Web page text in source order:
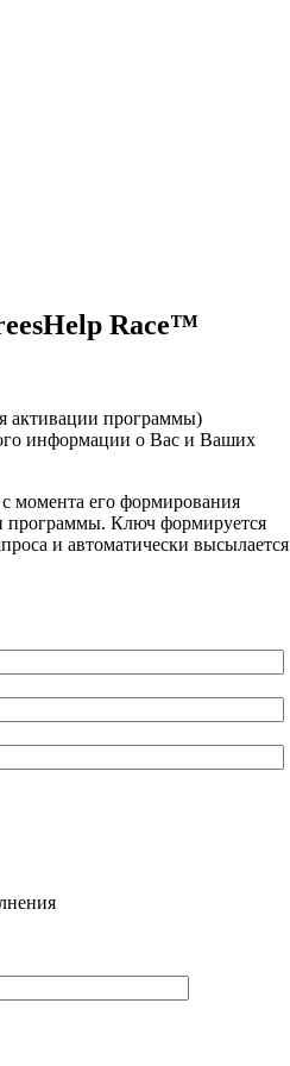
Race™
активации программы)
информации о Вас и Ваших
момента его формирования
программы. Ключ формируется
и автоматически высылается